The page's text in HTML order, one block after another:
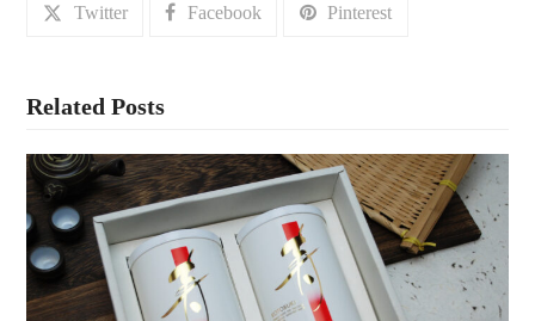
Twitter Facebook Pinterest
Related Posts